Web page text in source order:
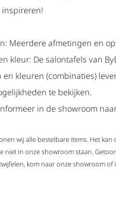
Meerdere afmetingen en
kleur: De salontafels van
kleuren (combinaties)
te bekijken.
in de showroom
wij alle bestelbare items. Het
niet in onze showroom staan.
kom naar onze showroom